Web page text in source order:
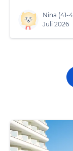
Nina (41-
Juli 2026